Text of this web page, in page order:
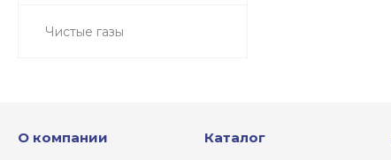
Чистые газы
О компании Каталог